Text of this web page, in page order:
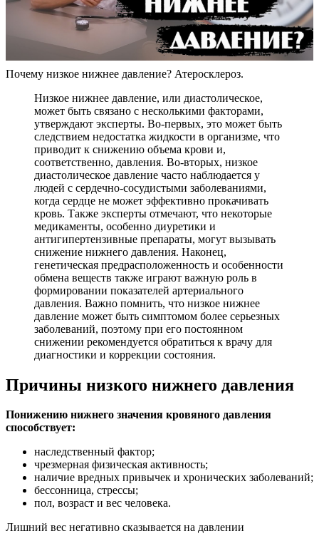
Почему низкое нижнее давление? Атеросклероз.
Низкое нижнее давление, или диастолическое,
может быть связано с несколькими факторами,
утверждают эксперты. Во-первых, это может быть
следствием недостатка жидкости в организме, что
приводит к снижению объема крови и,
соответственно, давления. Во-вторых, низкое
диастолическое давление часто наблюдается у
людей с сердечно-сосудистыми заболеваниями,
когда сердце не может эффективно прокачивать
кровь. Также эксперты отмечают, что некоторые
медикаменты, особенно диуретики и
антигипертензивные препараты, могут вызывать
снижение нижнего давления. Наконец,
генетическая предрасположенность и особенности
обмена веществ также играют важную роль в
формировании показателей артериального
давления. Важно помнить, что низкое нижнее
давление может быть симптомом более серьезных
заболеваний, поэтому при его постоянном
снижении рекомендуется обратиться к врачу для
диагностики и коррекции состояния.
Причины низкого нижнего давления
Понижению нижнего значения кровяного давления
способствует:
наследственный фактор;
чрезмерная физическая активность;
наличие вредных привычек и хронических заболеваний;
бессонница, стрессы;
пол, возраст и вес человека.
Лишний вес негативно сказывается на давлении